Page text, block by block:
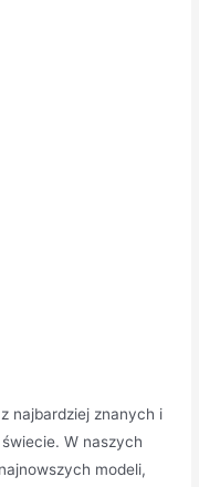
najbardziej znanych i
W naszych
modeli,